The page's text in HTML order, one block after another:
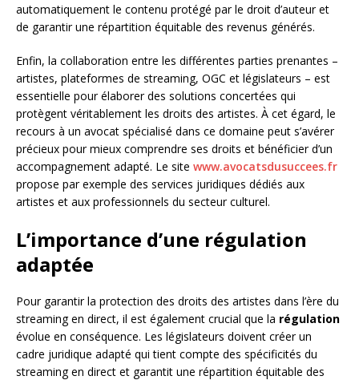
automatiquement le contenu protégé par le droit d’auteur et
de garantir une répartition équitable des revenus générés.
Enfin, la collaboration entre les différentes parties prenantes –
artistes, plateformes de streaming, OGC et législateurs – est
essentielle pour élaborer des solutions concertées qui
protègent véritablement les droits des artistes. À cet égard, le
recours à un avocat spécialisé dans ce domaine peut s’avérer
précieux pour mieux comprendre ses droits et bénéficier d’un
accompagnement adapté. Le site www.avocatsdusuccees.fr
propose par exemple des services juridiques dédiés aux
artistes et aux professionnels du secteur culturel.
L’importance d’une régulation
adaptée
Pour garantir la protection des droits des artistes dans l’ère du
streaming en direct, il est également crucial que la régulation
évolue en conséquence. Les législateurs doivent créer un
cadre juridique adapté qui tient compte des spécificités du
streaming en direct et garantit une répartition équitable des